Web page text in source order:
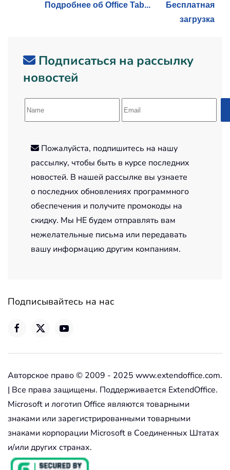
Подробнее об Office Tab...
Бесплатная
загрузка
Подписаться на рассылку
новостей
Пожалуйста, подпишитесь на нашу
рассылку, чтобы быть в курсе последних
новостей. В нашей рассылке вы узнаете
о последних обновлениях программного
обеспечения и получите промокоды на
скидку. Мы НЕ будем отправлять вам
нежелательные письма или передавать
вашу информацию другим компаниям.
Подписывайтесь на нас
Авторское право © 2009 - 2025 www.extendoffice.com.
| Все права защищены. Поддерживается ExtendOffice.
Microsoft и логотип Office являются товарными
знаками или зарегистрированными товарными
знаками корпорации Microsoft в Соединенных Штатах
и/или других странах.